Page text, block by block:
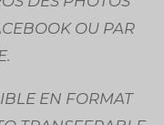
OU PAR
EN FORMAT